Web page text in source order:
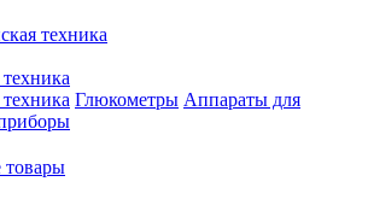
техника
Глюкометры Аппараты для